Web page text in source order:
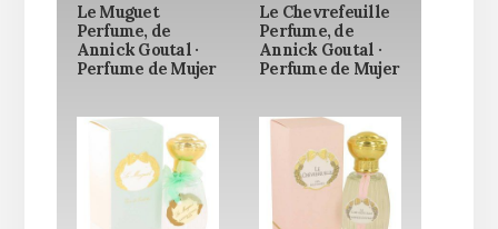
Le Muguet
Perfume, de
Annick Goutal ·
Perfume de Mujer
Le Chevrefeuille
Perfume, de
Annick Goutal ·
Perfume de Mujer